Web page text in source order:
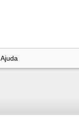
Ajuda